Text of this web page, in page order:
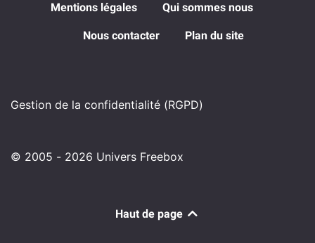
Mentions légales Qui sommes nous
Nous contacter Plan du site
Gestion de la confidentialité (RGPD)
© 2005 - 2026 Univers Freebox
Haut de page